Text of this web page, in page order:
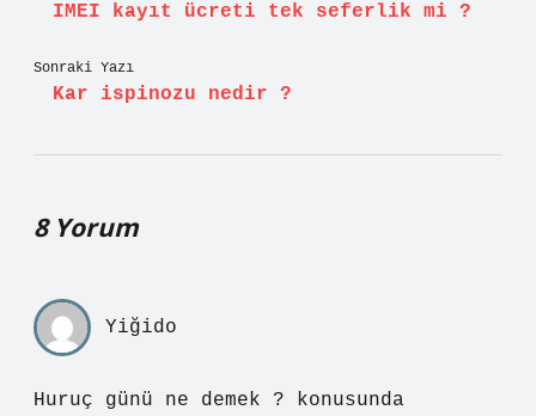
IMEI kayıt ücreti tek seferlik mi ?
Sonraki Yazı
Kar ispinozu nedir ?
8 Yorum
Yiğido
Huruç günü ne demek ? konusunda